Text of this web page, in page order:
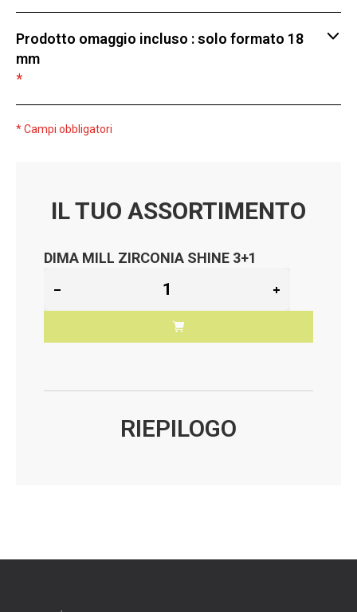
Prodotto omaggio incluso : solo formato 18
mm
*
* Campi obbligatori
IL TUO ASSORTIMENTO
DIMA MILL ZIRCONIA SHINE 3+1
RIEPILOGO